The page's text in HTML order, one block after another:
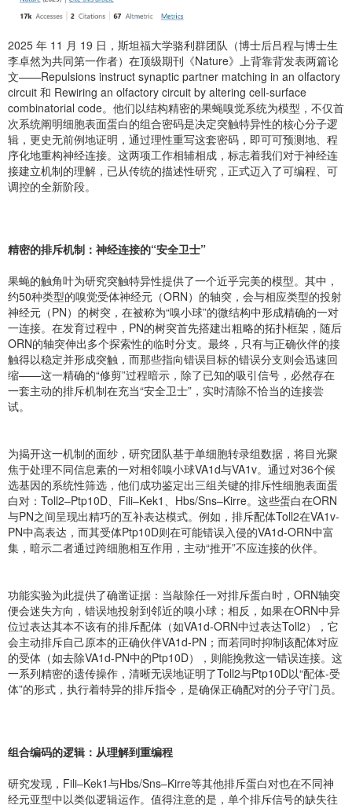
2025 年 11 月 19 日，斯坦福大学骆利群团队（博士后吕程与博士生
李卓然为共同第一作者）在顶级期刊《Nature》上背靠背发表两篇论
文——Repulsions instruct synaptic partner matching in an olfactory
circuit 和 Rewiring an olfactory circuit by altering cell-surface
combinatorial code。他们以结构精密的果蝇嗅觉系统为模型，不仅首
次系统阐明细胞表面蛋白的组合密码是决定突触特异性的核心分子逻
辑，更史无前例地证明，通过理性重写这套密码，即可可预测地、程
序化地重构神经连接。这两项工作相辅相成，标志着我们对于神经连
接建立机制的理解，已从传统的描述性研究，正式迈入了可编程、可
调控的全新阶段。
精密的排斥机制：神经连接的“安全卫士”
果蝇的触角叶为研究突触特异性提供了一个近乎完美的模型。其中，
约50种类型的嗅觉受体神经元（ORN）的轴突，会与相应类型的投射
神经元（PN）的树突，在被称为“嗅小球”的微结构中形成精确的一对
一连接。在发育过程中，PN的树突首先搭建出粗略的拓扑框架，随后
ORN的轴突伸出多个探索性的临时分支。最终，只有与正确伙伴的接
触得以稳定并形成突触，而那些指向错误目标的错误分支则会迅速回
缩——这一精确的“修剪”过程暗示，除了已知的吸引信号，必然存在
一套主动的排斥机制在充当“安全卫士”，实时清除不恰当的连接尝
试。
为揭开这一机制的面纱，研究团队基于单细胞转录组数据，将目光聚
焦于处理不同信息素的一对相邻嗅小球VA1d与VA1v。通过对36个候
选基因的系统性筛选，他们成功鉴定出三组关键的排斥性细胞表面蛋
白对：Toll2–Ptp10D、Fili–Kek1、Hbs/Sns–Kirre。这些蛋白在ORN
与PN之间呈现出精巧的互补表达模式。例如，排斥配体Toll2在VA1v-
PN中高表达，而其受体Ptp10D则在可能错误入侵的VA1d-ORN中富
集，暗示二者通过跨细胞相互作用，主动“推开”不应连接的伙伴。
功能实验为此提供了确凿证据：当敲除任一对排斥蛋白时，ORN轴突
便会迷失方向，错误地投射到邻近的嗅小球；相反，如果在ORN中异
位过表达其本不该有的排斥配体（如VA1d-ORN中过表达Toll2），它
会主动排斥自己原本的正确伙伴VA1d-PN；而若同时抑制该配体对应
的受体（如去除VA1d-PN中的Ptp10D），则能挽救这一错误连接。这
一系列精密的遗传操作，清晰无误地证明了Toll2与Ptp10D以“配体-受
体”的形式，执行着特异的排斥指令，是确保正确配对的分子守门员。
组合编码的逻辑：从理解到重编程
研究发现，Fili–Kek1与Hbs/Sns–Kirre等其他排斥蛋白对也在不同神
经元亚型中以类似逻辑运作。值得注意的是，单个排斥信号的缺失往